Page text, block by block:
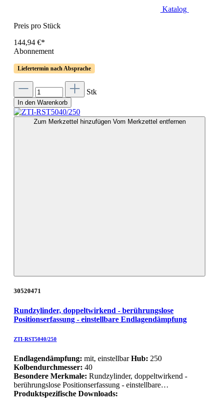
Katalog
Preis pro Stück
144,94 €*
Abonnement
Liefertermin nach Absprache
Stk
In den Warenkorb
Zum Merkzettel hinzufügen Vom Merkzettel entfernen
30520471
Rundzylinder, doppeltwirkend - berührungslose
Positionserfassung - einstellbare Endlagendämpfung
ZTI-RST5040/250
Endlagendämpfung: mit, einstellbarHub: 250
Kolbendurchmesser: 40
Besondere Merkmale: Rundzylinder, doppeltwirkend -
berührungslose Positionserfassung - einstellbare…
Produktspezifische Downloads: